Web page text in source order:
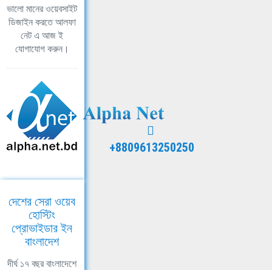
ভালো মানের ওয়েবসাইট
ডিজাইন করতে আলফা
নেট এ আজ ই
যোগাযোগ করুন।
+8809613250250
দেশের সেরা ওয়েব
হোস্টিং
প্রোভাইডার ইন
বাংলাদেশ
দীর্ঘ ১৭ বছর বাংলাদেশে